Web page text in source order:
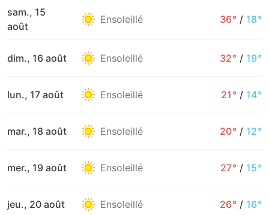
sam., 15
août
Ensoleillé 36° / 18°
dim., 16 août Ensoleillé 32° / 19°
lun., 17 août Ensoleillé 21° / 14°
mar., 18 août Ensoleillé 20° / 12°
mer., 19 août Ensoleillé 27° / 15°
jeu., 20 août Ensoleillé 26° / 16°